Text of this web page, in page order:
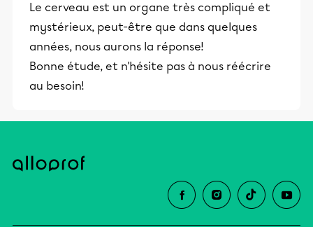
Le cerveau est un organe très compliqué et
mystérieux, peut-être que dans quelques
années, nous aurons la réponse!
Bonne étude, et n'hésite pas à nous réécrire
au besoin!